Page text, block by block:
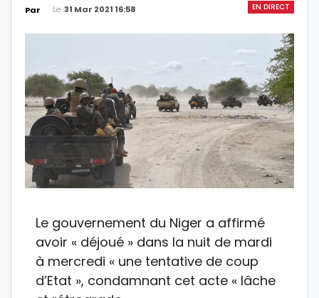
EN DIRECT
Par Le 31 Mar 2021 16:58
Le gouvernement du Niger a affirmé
avoir « déjoué » dans la nuit de mardi
à mercredi « une tentative de coup
d’Etat », condamnant cet acte « lâche